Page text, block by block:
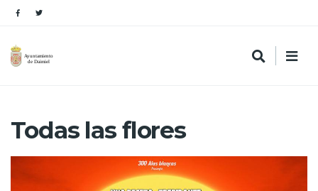
Todas las flores